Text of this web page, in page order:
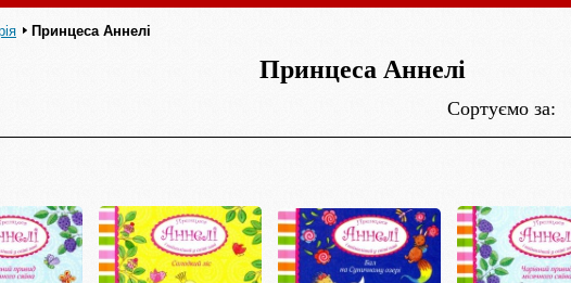
Принцеса Аннелі
Принцеса Аннелі
Сортуємо за: